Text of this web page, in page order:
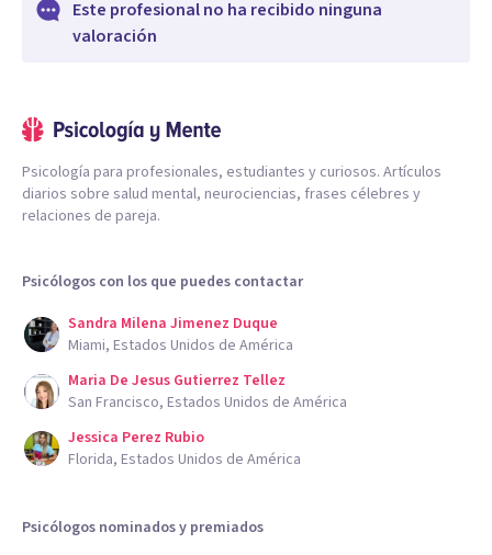
Este profesional no ha recibido ninguna
valoración
Psicología para profesionales, estudiantes y curiosos. Artículos
diarios sobre salud mental, neurociencias, frases célebres y
relaciones de pareja.
Psicólogos con los que puedes contactar
Sandra Milena Jimenez Duque
Miami, Estados Unidos de América
Maria De Jesus Gutierrez Tellez
San Francisco, Estados Unidos de América
Jessica Perez Rubio
Florida, Estados Unidos de América
Psicólogos nominados y premiados